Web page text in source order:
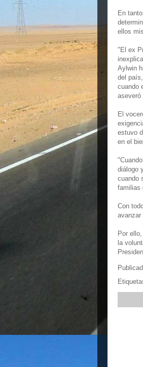
En
ellos
"El ex
Aylwin
del
cuando
aseveró
El
estuvo
en el
diálogo
cuando
familias
Con
avanzar
Por
la